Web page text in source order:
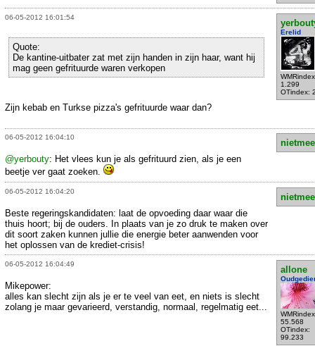
06-05-2012 16:01:54
Erelid
1.299
OTindex:
Quote:
De kantine-uitbater zat met zijn handen in zijn haar, want hij
mag geen gefrituurde waren verkopen
Zijn kebab en Turkse pizza's gefrituurde waar dan?
06-05-2012 16:04:10
@yerbouty: Het vlees kun je als gefrituurd zien, als je een
beetje ver gaat zoeken.
06-05-2012 16:04:20
Beste regeringskandidaten: laat de opvoeding daar waar die
thuis hoort; bij de ouders. In plaats van je zo druk te maken over
dit soort zaken kunnen jullie die energie beter aanwenden voor
het oplossen van de krediet-crisis!
06-05-2012 16:04:49
allone
55.568
OTindex:
99.233
Mikepower:
alles kan slecht zijn als je er te veel van eet, en niets is slecht
zolang je maar gevarieerd, verstandig, normaal, regelmatig eet...